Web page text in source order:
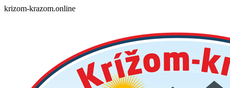
Skip
krizom-krazom.online